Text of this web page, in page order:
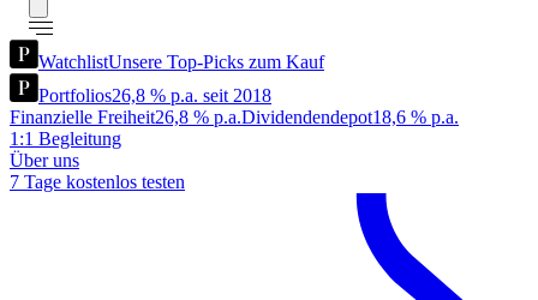
WatchlistUnsere Top-Picks zum Kauf
Portfolios26,8 % p.a. seit 2018
Finanzielle Freiheit26,8 % p.a.Dividendendepot18,6 % p.a.
1:1 Begleitung
Über uns
7 Tage kostenlos testen